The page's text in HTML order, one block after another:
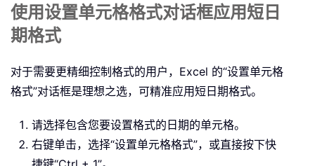
使用设置单元格格式对话框应用短日
期格式
对于需要更精细控制格式的用户，Excel 的“设置单元格
格式”对话框是理想之选，可精准应用短日期格式。
请选择包含您要设置格式的日期的单元格。
右键单击，选择“设置单元格格式”，或直接按下快